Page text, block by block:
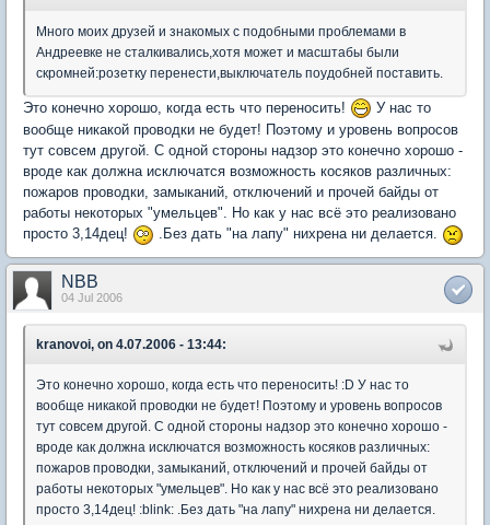
Много моих друзей и знакомых с подобными проблемами в
Андреевке не сталкивались,хотя может и масштабы были
скромней:розетку перенести,выключатель поудобней поставить.
Это конечно хорошо, когда есть что переносить!
У нас то
вообще никакой проводки не будет! Поэтому и уровень вопросов
тут совсем другой. С одной стороны надзор это конечно хорошо -
вроде как должна исключатся возможность косяков различных:
пожаров проводки, замыканий, отключений и прочей байды от
работы некоторых "умельцев". Но как у нас всё это реализовано
просто 3,14дец!
.Без дать "на лапу" нихрена ни делается.
NBB
04 Jul 2006
kranovoi, on 4.07.2006 - 13:44:
Это конечно хорошо, когда есть что переносить! :D У нас то
вообще никакой проводки не будет! Поэтому и уровень вопросов
тут совсем другой. С одной стороны надзор это конечно хорошо -
вроде как должна исключатся возможность косяков различных:
пожаров проводки, замыканий, отключений и прочей байды от
работы некоторых "умельцев". Но как у нас всё это реализовано
просто 3,14дец! :blink: .Без дать "на лапу" нихрена ни делается.